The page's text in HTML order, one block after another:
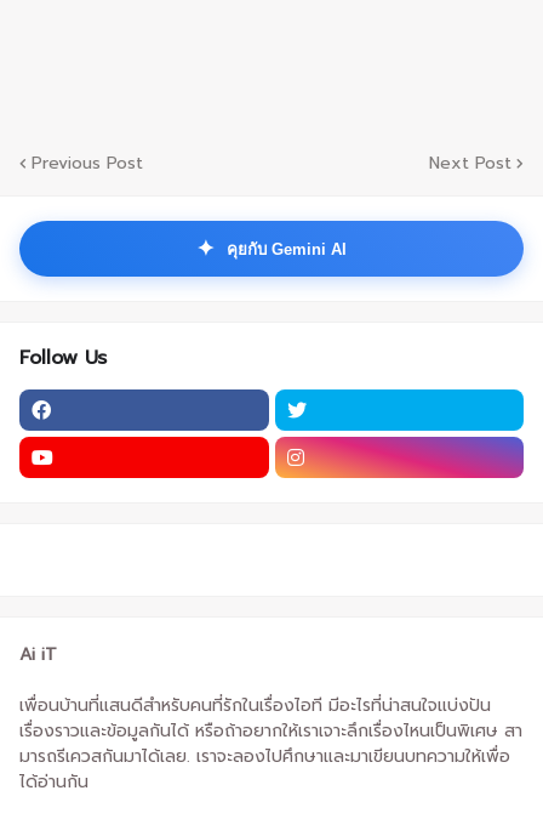
Previous Post Next Post
✦ คุยกับ Gemini AI
Follow Us
Ai iT
เพื่อนบ้านที่แสนดีสำหรับคนที่รักในเรื่องไอที มีอะไรที่น่าสนใจแบ่งปัน
เรื่องราวและข้อมูลกันได้ หรือถ้าอยากให้เราเจาะลึกเรื่องไหนเป็นพิเศษ สา
มารถรีเควสกันมาได้เลย. เราจะลองไปศึกษาและมาเขียนบทความให้เพื่อ
ได้อ่านกัน